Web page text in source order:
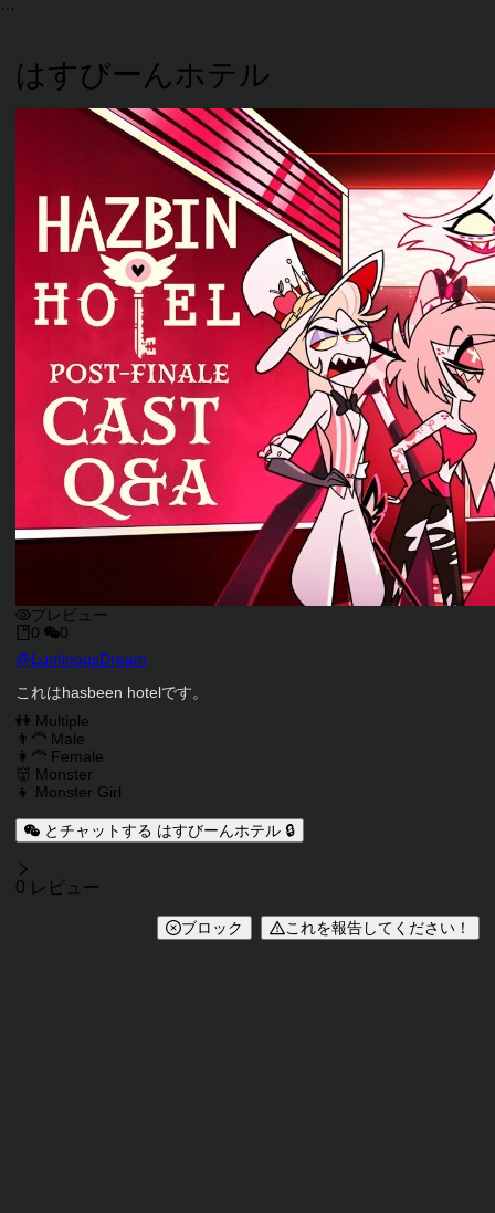
はすびーんホテル
プレビュー
0
0
キャラクタークリエイター
@LuminousDream
キャラクター説明
これはhasbeen hotelです。
キャラクタータグ
👭 Multiple
👨‍🦰 Male
👩‍🦰 Female
👹 Monster
👧 Monster Girl
とチャットする はすびーんホテル 🔒
レビュー
0 レビュー
ブロック これを報告してください！